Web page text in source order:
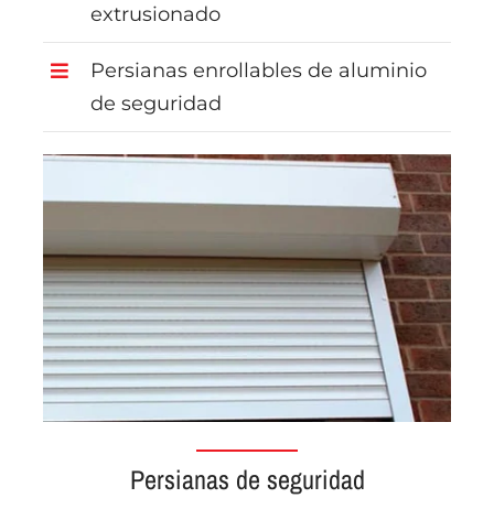
extrusionado
Persianas enrollables de aluminio
de seguridad
Persianas de seguridad